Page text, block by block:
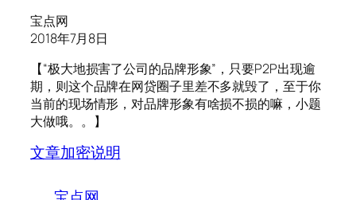
宝点网
2018年7月8日
【“极大地损害了公司的品牌形象”，只要P2P出现逾
期，则这个品牌在网贷圈子里差不多就毁了，至于你
当前的现场情形，对品牌形象有啥损不损的嘛，小题
大做哦。。】
文章加密说明